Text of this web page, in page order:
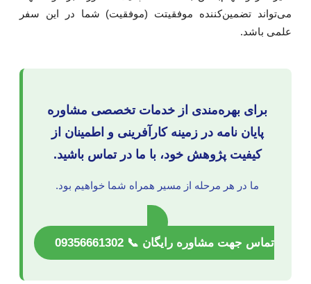
تضمین‌کننده موفقیتت (موفقیت) شما در این سفر
باشد.
برای بهره‌مندی از خدمات تخصصیمشاوره
پایان نامه در زمینه کارآفرینی و اطمینان از
کیفیت پژوهش خود، با ما در تماس باشید.
ما در هر مرحله از مسیر همراه شما خواهیم بود.
تماس جهت مشاوره رایگان 📞 09356661302